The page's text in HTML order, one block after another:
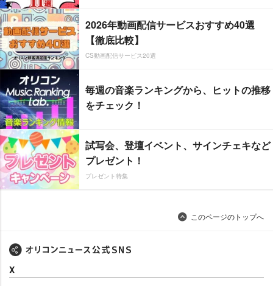
2026年動画配信サービスおすすめ40選
【徹底比較】
CS動画配信サービス20選
毎週の音楽ランキングから、ヒットの推移
をチェック！
試写会、登壇イベント、サインチェキなど
プレゼント！
プレゼント特集
このページのトップへ
X